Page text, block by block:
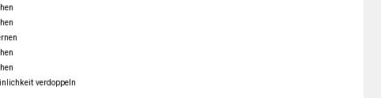
verdoppeln